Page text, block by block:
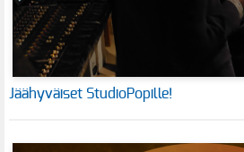
Jäähyväiset StudioPopille!